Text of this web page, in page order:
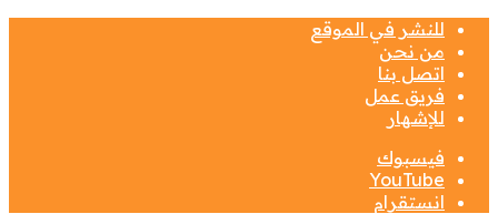
للنشر في الموقع
من نحن
اتصل بنا
فريق عمل
للإشهار
فيسبوك
‫YouTube
انستقرام